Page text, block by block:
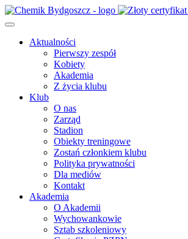
Aktualności
Pierwszy zespół
Kobiety
Akademia
Z życia klubu
Klub
O nas
Zarząd
Stadion
Obiekty treningowe
Zostań członkiem klubu
Polityka prywatności
Dla mediów
Kontakt
Akademia
O Akademii
Wychowankowie
Sztab szkoleniowy